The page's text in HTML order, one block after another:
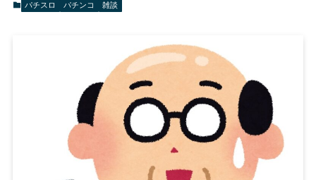
パチスロ パチンコ 雑談